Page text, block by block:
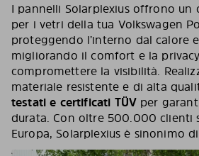
I pannelli Solarplexius offrono un
per i vetri della tua Volkswagen
proteggendo l’interno dal calore
migliorando il comfort e la
compromettere la visibilità.
materiale resistente e di alta
testati e certificati TÜV per
durata. Con oltre 500.000 clienti
Europa, Solarplexius è sinonimo